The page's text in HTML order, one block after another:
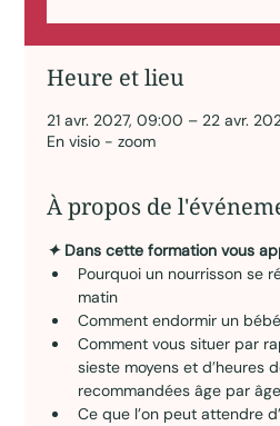
Heure et lieu
21 avr. 2027, 09:00 – 22 avr.
En visio - zoom
À propos de
✦ Dans cette formation vous
Pourquoi un nourrisson se
matin
Comment endormir un bébé
Comment vous situer par
sieste moyens et d’heures
recommandées âge par âge
Ce que l’on peut attendre